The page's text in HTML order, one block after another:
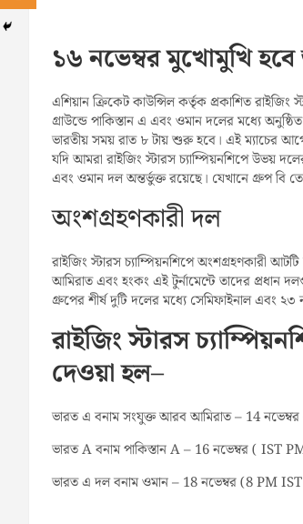
১৬ নভেম্বর মুখোমুখি হবে
এশিয়ান ক্রিকেট কাউন্সিল কর্তৃক প্রকাশিত রাইজিং
গ্রাউন্ডে পাকিস্তান এ এবং ওমান দলের মধ্যে
ভারতীয় সময় রাত ৮ টায় শুরু হবে। এই ম্যাচের
যদি আমরা রাইজিং স্টারস চ্যাম্পিয়নশিপে উভয়
এবং ওমান দল অন্তর্ভুক্ত রয়েছে। যেখানে গ্রুপ বি
অংশগ্রহণকারী দল
রাইজিং স্টারস চ্যাম্পিয়নশিপে অংশগ্রহণকারী
আমিরাত এবং হংকং এই টুর্নামেন্টে তাদের প্রধান
গ্রুপের শীর্ষ দুটি দলের মধ্যে সেমিফাইনাল এবং ২৩
রাইজিং স্টারস
দেওয়া হল–
ভারত এ বনাম সংযুক্ত আরব আমিরাত – 14
ভারত A বনাম পাকিস্তান A – 16 নভেম্বর ( IST
ভারত এ দল বনাম ওমান – 18 নভেম্বর (8 PM